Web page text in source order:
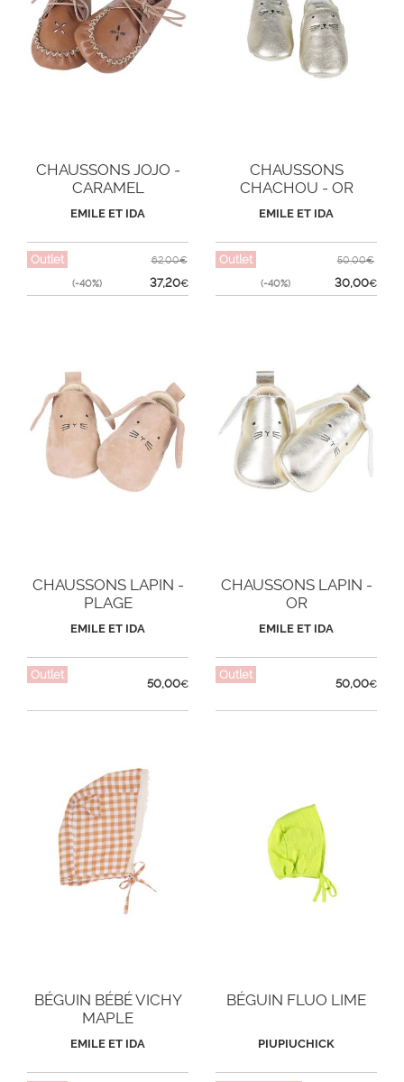
CHAUSSONS JOJO -
CARAMEL
EMILE ET IDA
Outlet
(-40%)
62,00€
37,20€
CHAUSSONS
CHACHOU - OR
EMILE ET IDA
Outlet
(-40%)
50,00€
30,00€
CHAUSSONS LAPIN -
PLAGE
EMILE ET IDA
Outlet
50,00€
CHAUSSONS LAPIN -
OR
EMILE ET IDA
Outlet
50,00€
BÉGUIN BÉBÉ VICHY
MAPLE
EMILE ET IDA
BÉGUIN FLUO LIME
PIUPIUCHICK